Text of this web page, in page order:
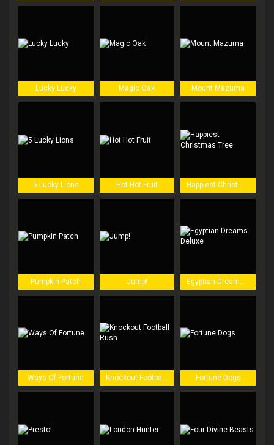
Lucky Lucky Magic Oak Mount Mazuma
5 Lucky Lions Hot Hot Fruit Happiest Christmas Tree
Pumpkin Patch Jump!
Ways Of Fortune Knockout Football Rush Fortune Dogs